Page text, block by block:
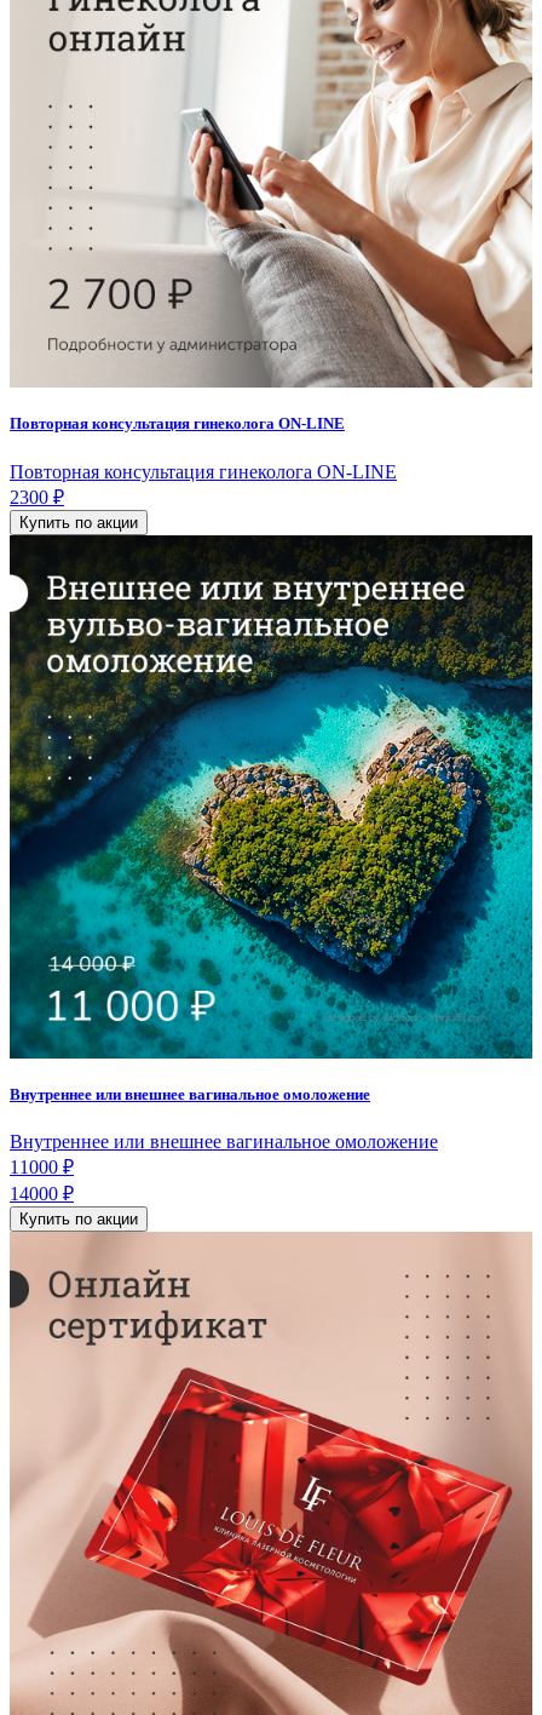
Повторная консультация гинеколога ON-LINE
Повторная консультация гинеколога ON-LINE
2300 ₽
Купить по акции
Внутреннее или внешнее вагинальное омоложение
Внутреннее или внешнее вагинальное омоложение
11000 ₽
14000 ₽
Купить по акции